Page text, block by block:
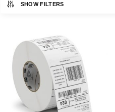
SHOW FILTERS